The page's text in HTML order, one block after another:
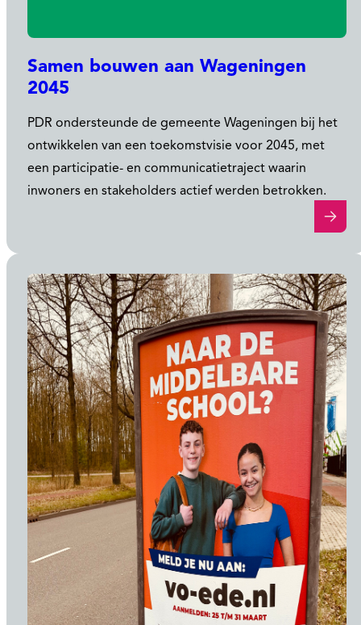
Samen bouwen aan Wageningen
2045
PDR ondersteunde de gemeente Wageningen bij het
ontwikkelen van een toekomstvisie voor 2045, met
een participatie- en communicatietraject waarin
inwoners en stakeholders actief werden betrokken.